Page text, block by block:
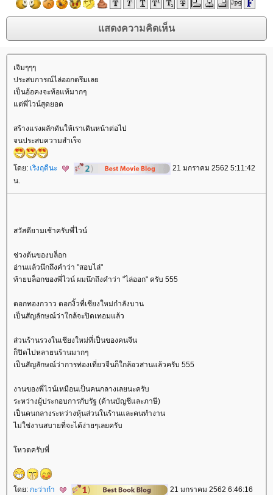
เจิมๆๆๆ
ประสบการณ์ไล่ออกตรึมเล
เป็นอ้อคงจะท้อแท้มากๆ
ต่พี่ไวน์สุดยอด
สร้างแรงผลักดันให้เราเดินหน้าต่อไป
จนประสบความสำเร็จ
ดย: เริงฤดีนะ
21 มกราคม 2562 5:11:42
น.
สวัสดียามเช้าครับพี่ไวน์
ช่วงต้นของบล็อก
อ่านแล้วนึกถึงคำว่า "สอบไล่"
ท้ายบล็อกของพี่ไวน์ ผมนึกถึงคำว่า "ไล่ออก" ครับ 555
ดอกทองกวาว ดอกงิ้วที่เชียงใหม่กำลังบาน
เป็นสัญลักษณ์ว่าใกล้จะปิดเทอมแล้ว
ส่วนร้านรวงในเชียงใหม่ที่เป็นของคนจีน
ก็ปิดไปหลายนร้านมากๆ
เป็นสัญลักษณ์ว่าการท่องเที่ยวจีนก็ใกล้อวสานแล้วครับ 555
งานของพี่ไวน์เหมือนเป็นคนกลางเลยนะครับ
ระหว่างผู้ประกอบการกับรัฐ (ด้านบัญชีและภาษี)
เป็นคนกลางระหว่างหุ้นส่วนในร้านและคนทำงาน
ไม่ใช่งานสบายที่จะได้ง่ายๆเลยครับ
หวตครับพี่
ดย: กะว่าก๋า
21 มกราคม 2562 6:46:16